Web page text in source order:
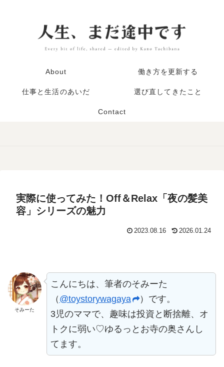
About 働き方を更新する
仕事と生活のあいだ 選び直してきたこと
Contact
実際に使ってみた！Off＆Relax「夜の髪美
容」シリーズの魅力
2023.08.16 2026.01.24
そみーた
こんにちは、筆者のそみーた
（ @toystorywagaya
）です。
3児のママで、趣味は投資と断捨離、オ
トクに弱い♡ゆるっとお寺の奥さんし
てます。